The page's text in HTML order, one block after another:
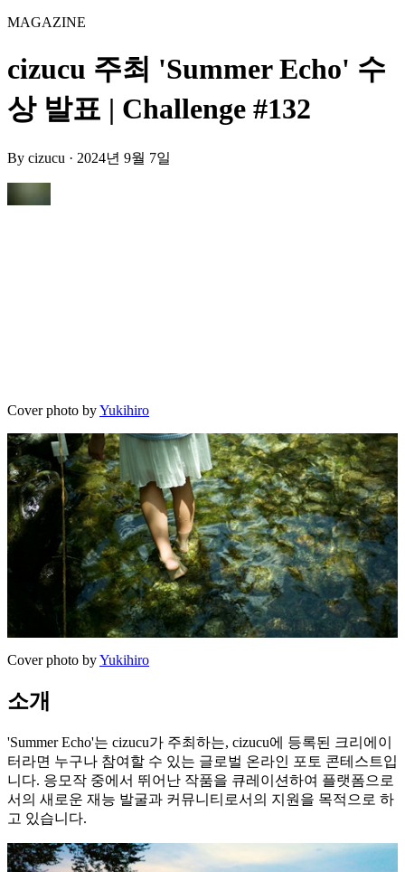
MAGAZINE
cizucu 주최 'Summer Echo' 수
상 발표 | Challenge #132
By cizucu · 2024년 9월 7일
Cover photo byYukihiro
Cover photo byYukihiro
소개
'Summer Echo'는 cizucu가 주최하는, cizucu에 등록된 크리에이
터라면 누구나 참여할 수 있는 글로벌 온라인 포토 콘테스트입
니다. 응모작 중에서 뛰어난 작품을 큐레이션하여 플랫폼으로
서의 새로운 재능 발굴과 커뮤니티로서의 지원을 목적으로 하
고 있습니다.